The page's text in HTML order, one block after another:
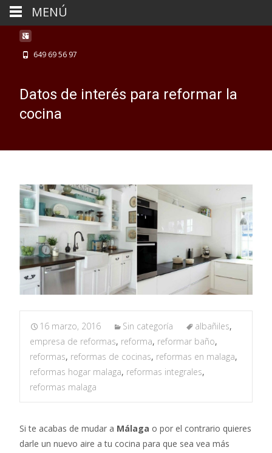
649 69 56 97
Datos de interés para reformar la
cocina
16 marzo, 2016 Sin categoría albañiles,
empresa de reformas, reforma, reformar baño,
reformas, reformas de cocinas, reformas en malaga,
reformas hogar malaga, reformas integrales,
reformas malaga
Si te acabas de mudar a Málaga o por el contrario quieres
darle un nuevo aire a tu cocina para que sea vea más
MENÚ